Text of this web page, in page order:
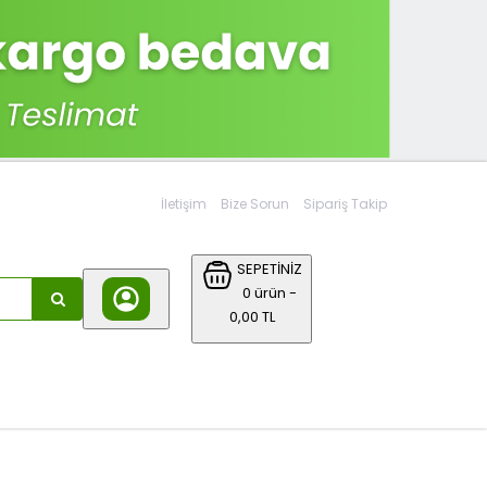
İletişim Bize Sorun Sipariş Takip
SEPETİNİZ
0 ürün -
0,00 TL